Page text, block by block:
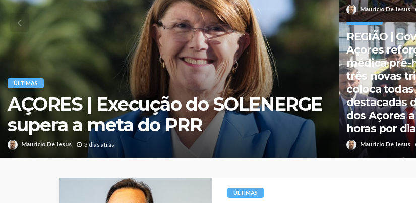
AÇORES | “Estamos a regredir vários
anos no turismo por incapacidade
do Governo Regional”, alerta Berto
Messias
Mauricio De Jesus 2 dias atrás
Mauricio De Jesus
ÚLTIMAS
violação e
doméstica
Miguel
Mauricio De Jesus
ÚLTIMAS